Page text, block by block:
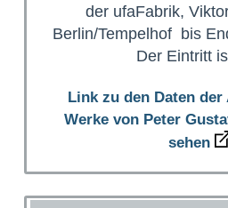
der ufaFabrik,
Berlin/Tempelhof bis
Der Eintritt
Link zu den Daten
Werke von Peter
sehen